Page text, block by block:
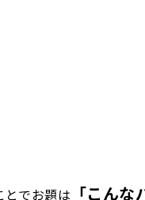
とでお題は 「こん